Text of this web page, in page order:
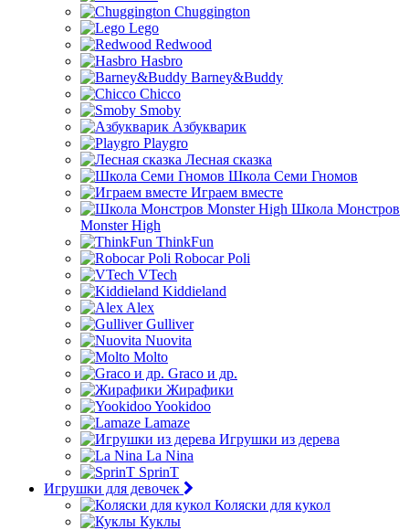
Chuggington
Lego
Redwood
Hasbro
Barney&Buddy
Chicco
Smoby
Азбукварик
Playgro
Лесная сказка
Школа Семи Гномов
Играем вместе
Школа Монстров
Monster High
ThinkFun
Robocar Poli
VTech
Kiddieland
Alex
Gulliver
Nuovita
Molto
Graco и др.
Жирафики
Yookidoo
Lamaze
Игрушки из дерева
La Nina
SprinT
Игрушки для девочек
Коляски для кукол
Куклы